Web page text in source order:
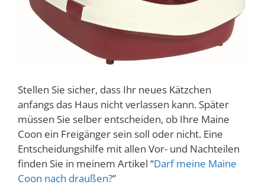
Stellen Sie sicher, dass Ihr neues Kätzchen
anfangs das Haus nicht verlassen kann. Später
müssen Sie selber entscheiden, ob Ihre Maine
Coon ein Freigänger sein soll oder nicht. Eine
Entscheidungshilfe mit allen Vor- und Nachteilen
finden Sie in meinem Artikel “Darf meine Maine
Coon nach draußen?”